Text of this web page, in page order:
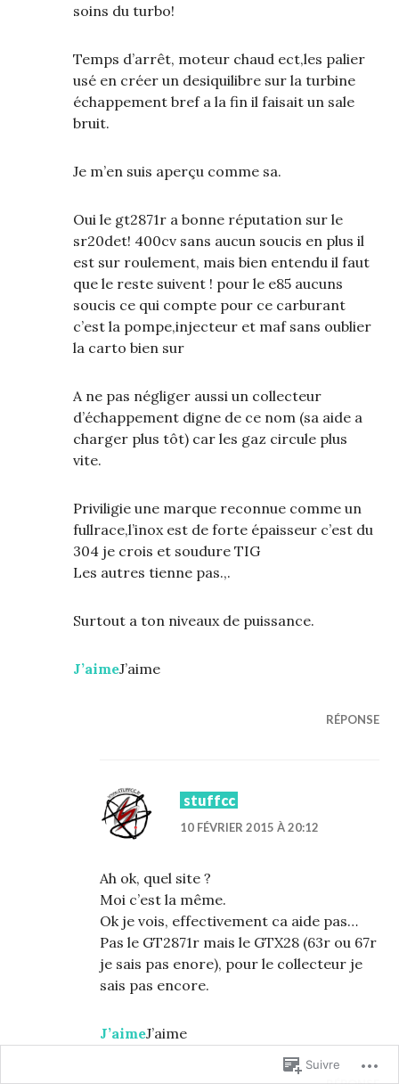
soins du turbo!
Temps d’arrêt, moteur chaud ect,les palier
usé en créer un desiquilibre sur la turbine
échappement bref a la fin il faisait un sale
bruit.
Je m’en suis aperçu comme sa.
Oui le gt2871r a bonne réputation sur le
sr20det! 400cv sans aucun soucis en plus il
est sur roulement, mais bien entendu il faut
que le reste suivent ! pour le e85 aucuns
soucis ce qui compte pour ce carburant
c’est la pompe,injecteur et maf sans oublier
la carto bien sur
A ne pas négliger aussi un collecteur
d’échappement digne de ce nom (sa aide a
charger plus tôt) car les gaz circule plus
vite.
Priviligie une marque reconnue comme un
fullrace,l’inox est de forte épaisseur c’est du
304 je crois et soudure TIG
Les autres tienne pas.,.
Surtout a ton niveaux de puissance.
J’aimeJ’aime
RÉPONSE
stuffcc
10 FÉVRIER 2015 À 20:12
Ah ok, quel site ?
Moi c’est la même.
Ok je vois, effectivement ca aide pas…
Pas le GT2871r mais le GTX28 (63r ou 67r
je sais pas enore), pour le collecteur je
sais pas encore.
J’aimeJ’aime
Suivre